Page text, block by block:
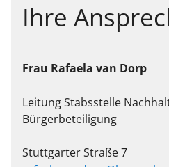
Ihre
Frau Rafaela van Dorp
Leitung Stabsstelle
Bürgerbeteiligung
Stuttgarter Straße 7